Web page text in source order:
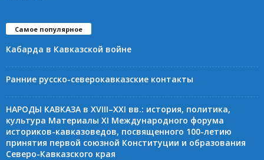
Самое популярное
Кабарда в Кавказской войне
Ранние русско-северокавказские контакты
НАРОДЫ КАВКАЗА в XVIII–XXI вв.: история, политика,
культура Материалы XI Международного форума
историков-кавказоведов, посвященного 100-летию
принятия первой союзной Конституции и образования
Северо-Кавказского края